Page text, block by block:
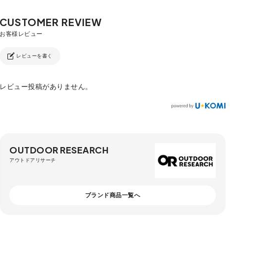
レビューを書く
レビュー投稿がありません。
OUTDOOR RESEARCH
アウトドアリサーチ
ブランド商品一覧へ